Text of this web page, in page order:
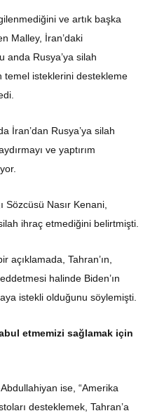
ve artık başka
Malley, İran’daki
anda Rusya’ya silah
temel isteklerini destekleme
İran’dan Rusya’ya silah
ve yaptırım
Sözcüsü Nasır Kenani,
ihraç etmediğini belirtmişti.
açıklamada, Tahran’ın,
halinde Biden’ın
istekli olduğunu söylemişti.
etmemizi sağlamak için
ise, “Amerika
desteklemek, Tahran’a